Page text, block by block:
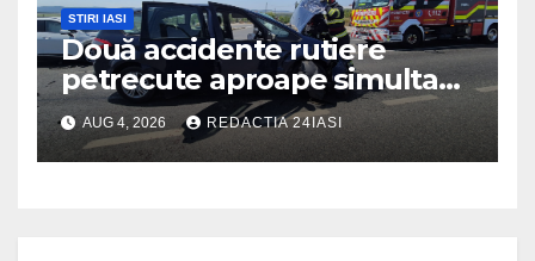
STIRI IASI
Două accidente rutiere
petrecute aproape simultan
pe șoseaua de centură a
municipiului Iași
AUG 4, 2026 REDACTIA 24IASI